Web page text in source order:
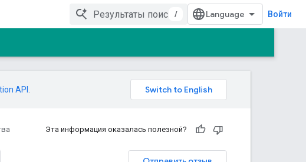
/ Войти
API
Эта информация оказалась полезной?